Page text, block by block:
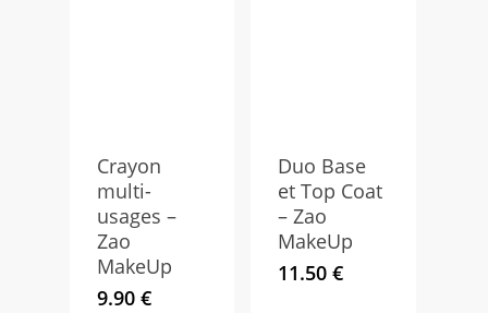
Crayon
multi-
usages –
Zao
MakeUp
9.90 €
Duo Base
et Top Coat
– Zao
MakeUp
11.50€